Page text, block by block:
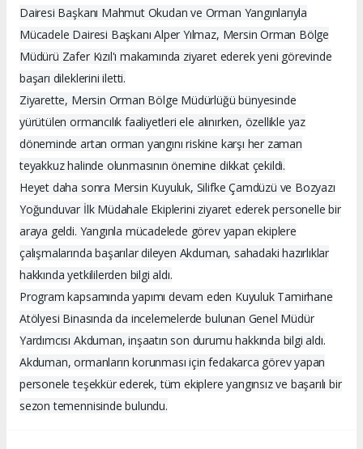
Dairesi Başkanı Mahmut Okudan ve Orman Yangınlarıyla
Mücadele Dairesi Başkanı Alper Yılmaz, Mersin Orman Bölge
Müdürü Zafer Kızıl'ı makamında ziyaret ederek yeni görevinde
başarı dileklerini iletti.
Ziyarette, Mersin Orman Bölge Müdürlüğü bünyesinde
yürütülen ormancılık faaliyetleri ele alınırken, özellikle yaz
döneminde artan orman yangını riskine karşı her zaman
teyakkuz halinde olunmasının önemine dikkat çekildi.
Heyet daha sonra Mersin Kuyuluk, Silifke Çamdüzü ve Bozyazı
Yoğunduvar İlk Müdahale Ekiplerini ziyaret ederek personelle bir
araya geldi. Yangınla mücadelede görev yapan ekiplere
çalışmalarında başarılar dileyen Akduman, sahadaki hazırlıklar
hakkında yetkililerden bilgi aldı.
Program kapsamında yapımı devam eden Kuyuluk Tamirhane
Atölyesi Binasında da incelemelerde bulunan Genel Müdür
Yardımcısı Akduman, inşaatın son durumu hakkında bilgi aldı.
Akduman, ormanların korunması için fedakarca görev yapan
personele teşekkür ederek, tüm ekiplere yangınsız ve başarılı bir
sezon temennisinde bulundu.